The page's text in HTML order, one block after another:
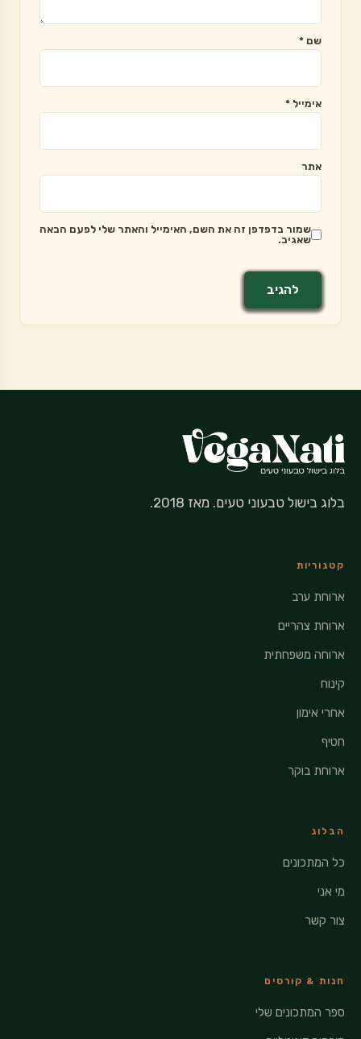
שם *
אימייל *
אתר
שמור בדפדפן זה את השם, האימייל והאתר שלי לפעם הבאה
שאגיב.
בלוג בישול טבעוני טעים. מאז 2018.
קטגוריות
ארוחת ערב
ארוחת צהריים
ארוחה משפחתית
קינוח
אחרי אימון
חטיף
ארוחת בוקר
הבלוג
כל המתכונים
מי אני
צור קשר
חנות & קורסים
ספר המתכונים שלי